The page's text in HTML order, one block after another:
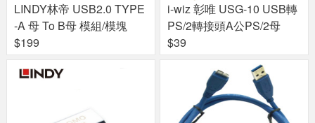
LINDY林帝 USB2.0 TYPE
-A 母 To B母 模組/模塊
$199
i-wiz 彰唯 USG-10 USB轉
PS/2轉接頭A公PS/2母
$39